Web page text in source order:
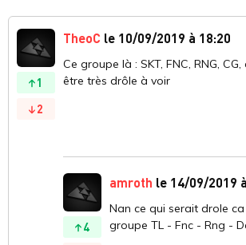
1
2
TheoC le 10/09/2019 à 18:20
Ce groupe là : SKT, FNC, RNG,
être très drôle à voir
4
amroth le 14/09/2019
Nan ce qui serait drole
groupe TL - Fnc - Rng -